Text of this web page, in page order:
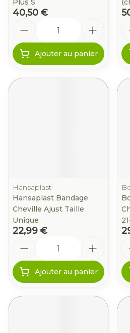
Plus S
40,50 €
Ajouter au panier
Hansaplast
Hansaplast Bandage
Cheville Ajust Taille
Unique
22,99 €
Ajouter au panier